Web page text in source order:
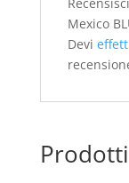
Mexico
Devi